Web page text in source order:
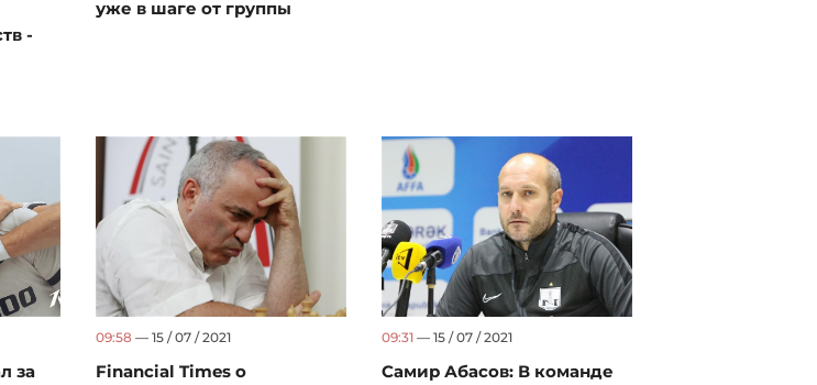
-
уже в шаге от группы
за
09:58 — 15 / 07 / 2021
Financial Times о
09:31 — 15 / 07 / 2021
Самир Абасов: В команде